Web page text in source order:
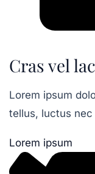
Cras vel
Lorem ipsum
tellus, luctus
Lorem ipsum